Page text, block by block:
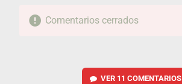
Comentarios cerrados
VER 11 COMENTARIOS